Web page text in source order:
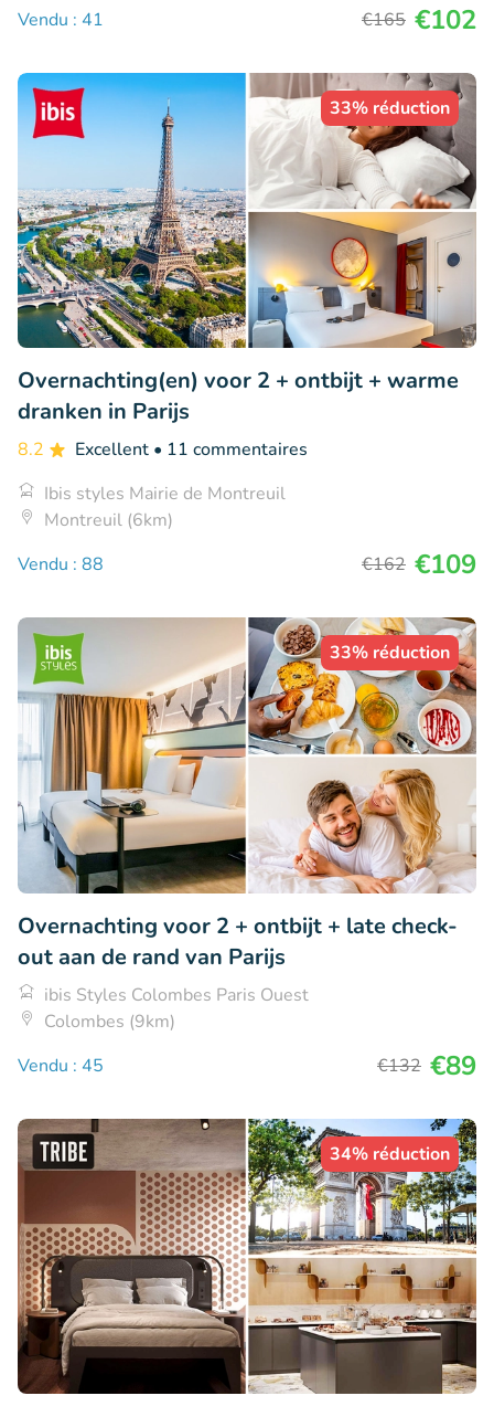
Vendu : 41
€165 €102
33% réduction
Overnachting(en) voor 2 + ontbijt + warme
dranken in Parijs
8.2 Excellent • 11 commentaires
Ibis styles Mairie de Montreuil
Montreuil (6km)
Vendu : 88
€162 €109
33% réduction
Overnachting voor 2 + ontbijt + late check-
out aan de rand van Parijs
ibis Styles Colombes Paris Ouest
Colombes (9km)
Vendu : 45
€132 €89
34% réduction